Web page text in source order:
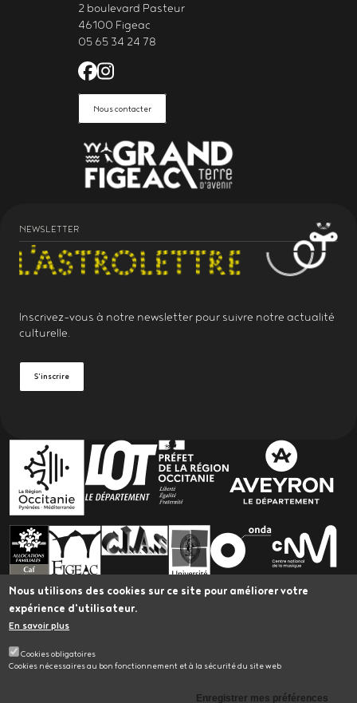
Nous utilisons des cookies sur ce site pour améliorer votre
expérience d'utilisateur.
En savoir plus
Cookies obligatoires
Cookies nécessaires au bon fonctionnement et à la sécurité du site web
Enregistrer mes préférences
2 boulevard Pasteur
46100 Figeac
05 65 34 24 78
Facebook de l'Astrolabe Grand
Instagram de l'Astrolabe Grand
Nous contacter
NEWSLETTER
Inscrivez-vous à notre newsletter pour suivre notre actualité
culturelle.
S'inscrire
PARTENAIRES
Européen de Développement Régional.